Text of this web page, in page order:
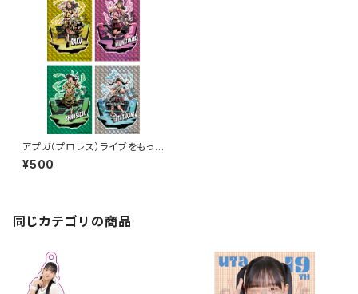
アプガ（プロレス）ライブをもっと
ラビュモット! メインビジュアルイ
ラストホログラムステッカー
¥500
同じカテゴリの商品